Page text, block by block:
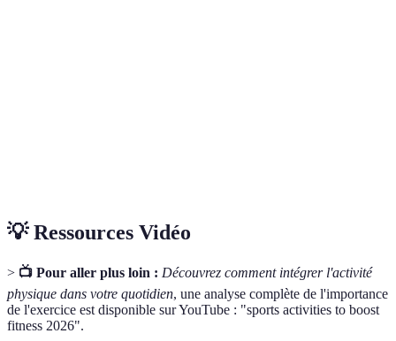
💡 Ressources Vidéo
> 📺 Pour aller plus loin : Découvrez comment intégrer l'activité
physique dans votre quotidien, une analyse complète de l'importance
de l'exercice est disponible sur YouTube : "sports activities to boost
fitness 2026".